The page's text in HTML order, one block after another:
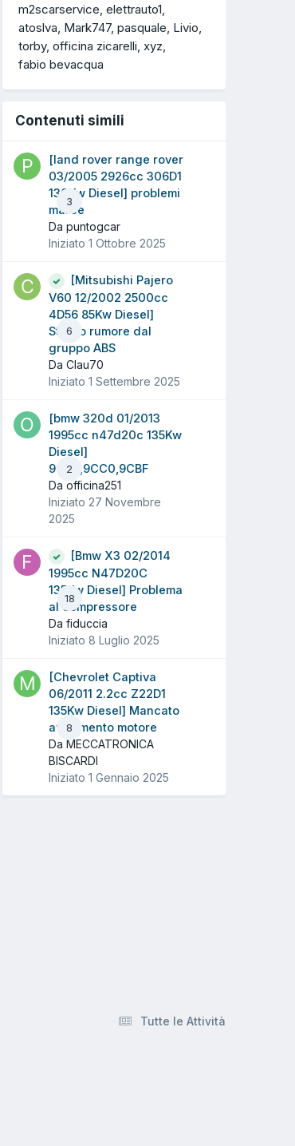
m2scarservice elettrauto1
atoslva Mark747 pasquale Livio
torby officina zicarelli xyz
fabio bevacqua
Contenuti simili
3
[land rover range rover
03/2005 2926cc 306D1
130Kw Diesel] problemi
marce
Da puntogcar
Iniziato 1 Ottobre 2025
6
[Mitsubishi Pajero
V60 12/2002 2500cc
4D56 85Kw Diesel]
Strano rumore dal
gruppo ABS
Da Clau70
Iniziato 1 Settembre 2025
2
[bmw 320d 01/2013
1995cc n47d20c 135Kw
Diesel]
9CD3,9CC0,9CBF
Da officina251
Iniziato 27 Novembre
2025
18
[Bmw X3 02/2014
1995cc N47D20C
135Kw Diesel] Problema
al compressore
Da fiduccia
Iniziato 8 Luglio 2025
8
[Chevrolet Captiva
06/2011 2.2cc Z22D1
135Kw Diesel] Mancato
avviamento motore
Da MECCATRONICA
BISCARDI
Iniziato 1 Gennaio 2025
Tutte le Attività